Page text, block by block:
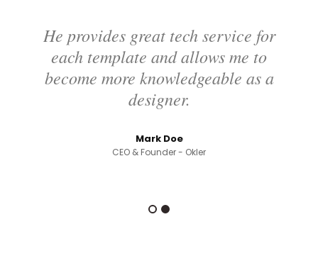
He provides great tech service for
each template and allows me to
become more knowledgeable as a
designer.
Mark Doe
CEO & Founder - Okler